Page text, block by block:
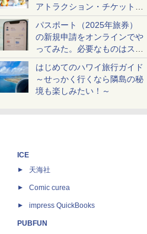
アトラクション・チケット手
配・来場前に必要な準備は？
パスポート（2025年旅券）
の新規申請をオンラインでや
ってみた。必要なものはスマ
ホとマイナカードのみ
はじめてのハワイ旅行ガイド
～せっかく行くなら隣島の秘
境も楽しみたい！～
ICE
天海社
Comic curea
impress QuickBooks
PUBFUN